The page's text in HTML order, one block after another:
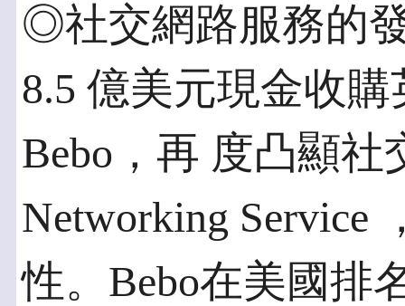
◎社交網路服務的
8.5 億美元現金收
Bebo，再 度凸顯社
Networking Service
性。Bebo在美國排